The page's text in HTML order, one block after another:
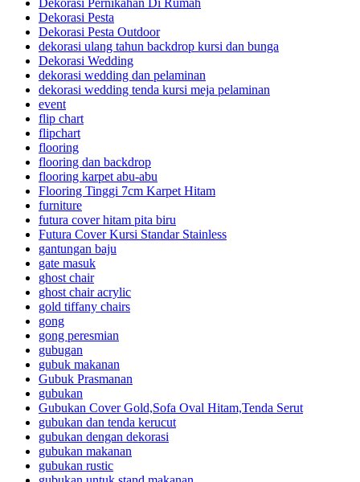
Dekorasi Pesta
Dekorasi Pesta Outdoor
dekorasi ulang tahun backdrop kursi dan bunga
Dekorasi Wedding
dekorasi wedding dan pelaminan
dekorasi wedding tenda kursi meja pelaminan
event
flip chart
flipchart
flooring
flooring dan backdrop
flooring karpet abu-abu
Flooring Tinggi 7cm Karpet Hitam
furniture
futura cover hitam pita biru
Futura Cover Kursi Standar Stainless
gantungan baju
gate masuk
ghost chair
ghost chair acrylic
gold tiffany chairs
gong
gong peresmian
gubugan
gubuk makanan
Gubuk Prasmanan
gubukan
Gubukan Cover Gold,Sofa Oval Hitam,Tenda Serut
gubukan dan tenda kerucut
gubukan dengan dekorasi
gubukan makanan
gubukan rustic